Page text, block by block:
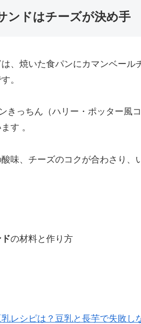
ンドはチーズが決め手
は、焼いた食パンにカマンベール
。
きっちん（ハリー・ポッター風
す 。
味、チーズのコクが合わさり、
の材料と作り方
レシピは？豆乳と長芋で失敗し